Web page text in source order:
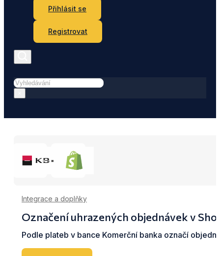
Přihlásit se
Registrovat
Hledat
Integrace a doplňky
Označení uhrazených objednávek v
Podle plateb v bance Komerční banka označí